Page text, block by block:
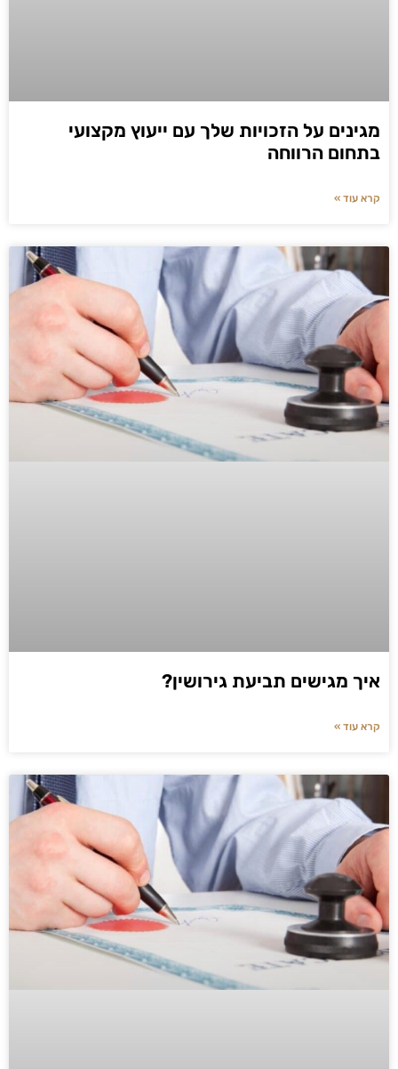
מגינים על הזכויות שלך עם ייעוץ מקצועי
בתחום הרווחה
קרא עוד »
איך מגישים תביעת גירושין?
קרא עוד »